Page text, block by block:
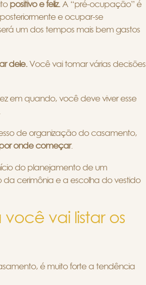
positivo e feliz. A “pré-ocupação” é
e ocupar-se
um dos tempos mais bem gastos
dele. Você vai tomar várias decisões
em quando, você deve viver esse
de organização do casamento,
onde começar.
do planejamento de um
da cerimônia e a escolha do vestido
vai listar os
é muito forte a tendência